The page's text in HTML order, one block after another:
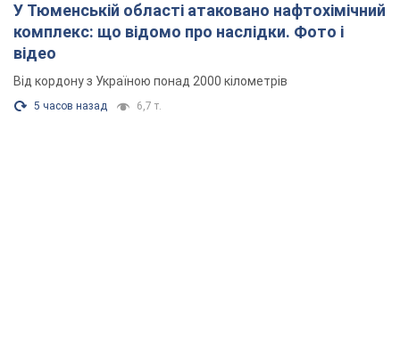
У Тюменській області атаковано нафтохімічний
комплекс: що відомо про наслідки. Фото і
відео
Від кордону з Україною понад 2000 кілометрів
5 часов назад 6,7 т.